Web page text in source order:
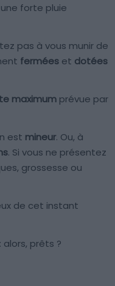
forte pluie
pas à vous munir de
fermées et dotées
maximum prévue par
est mineur. Ou, à
. Si vous ne présentez
grossesse ou
de cet instant
alors, prêts ?